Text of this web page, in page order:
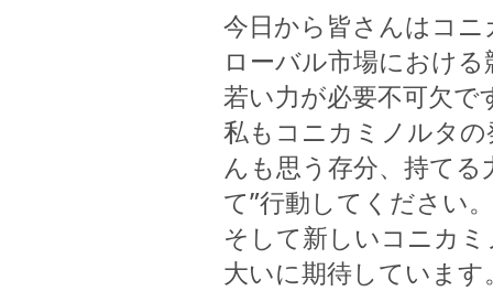
今日から皆さんはコ
ローバル市場におけ
若い力が必要不可欠で
私もコニカミノルタ
んも思う存分、持て
て”行動してください。
そして新しいコニカ
大いに期待しています